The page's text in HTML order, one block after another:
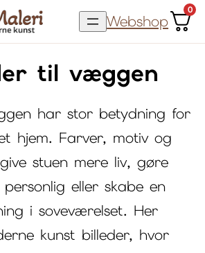
Webshop
0
til væggen
har stor betydning for
hjem. Farver, motiv og
stuen mere liv, gøre
eller skabe en
i soveværelset. Her
kunst billeder, hvor